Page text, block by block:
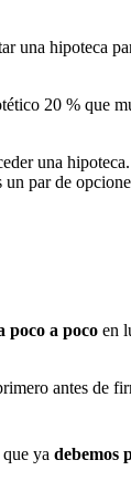
una hipoteca
20 % que
una
par de
poco a poco en
antes de
ya debemos